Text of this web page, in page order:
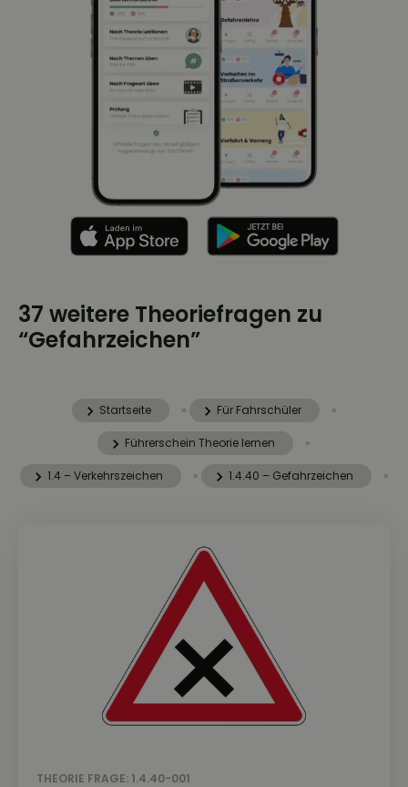
37 weitere Theoriefragen zu
“Gefahrzeichen”
Startseite » Für Fahrschüler »
Führerschein Theorie lernen »
1.4 – Verkehrszeichen » 1.4.40 – Gefahrzeichen »
THEORIE FRAGE: 1.4.40-001